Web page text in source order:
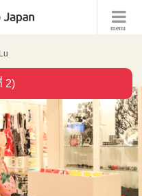
menu
2)